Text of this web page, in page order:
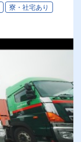
寮・社宅あり